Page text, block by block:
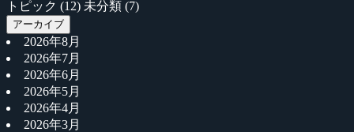
トピック (12) 未分類 (7)
アーカイブ
2026年8月
2026年7月
2026年6月
2026年5月
2026年4月
2026年3月